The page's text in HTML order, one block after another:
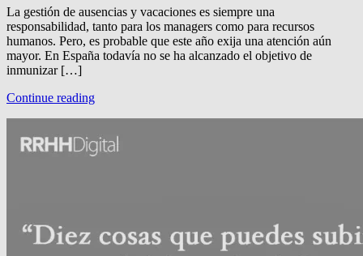
La gestión de ausencias y vacaciones es siempre una
responsabilidad, tanto para los managers como para recursos
humanos. Pero, es probable que este año exija una atención aún
mayor. En España todavía no se ha alcanzado el objetivo de
inmunizar […]
Continue reading